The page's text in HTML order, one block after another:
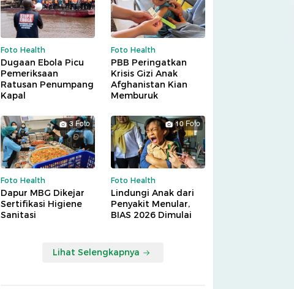
Foto Health
Dugaan Ebola Picu
Pemeriksaan
Ratusan Penumpang
Kapal
Foto Health
PBB Peringatkan
Krisis Gizi Anak
Afghanistan Kian
Memburuk
3 Foto
Foto Health
Dapur MBG Dikejar
Sertifikasi Higiene
Sanitasi
10 Foto
Foto Health
Lindungi Anak dari
Penyakit Menular,
BIAS 2026 Dimulai
Lihat Selengkapnya